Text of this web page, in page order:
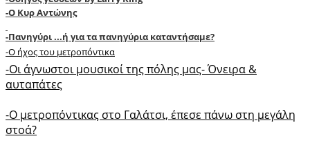
-O Κυρ Αντώνης
-Πανηγύρι ...ή για τα πανηγύρια καταντήσαμε?
-O ήχος του μετροπόντικα
-Oι άγνωστοι μουσικοί της πόλης μας- Όνειρα &
αυταπάτες
-O μετροπόντικας στο Γαλάτσι, έπεσε πάνω στη μεγάλη
στοά?